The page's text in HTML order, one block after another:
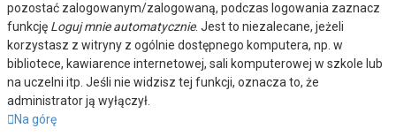
pozostać zalogowanym/zalogowaną, podczas logowania zaznacz
funkcję Loguj mnie automatycznie. Jest to niezalecane, jeżeli
korzystasz z witryny z ogólnie dostępnego komputera, np. w
bibliotece, kawiarence internetowej, sali komputerowej w szkole lub
na uczelni itp. Jeśli nie widzisz tej funkcji, oznacza to, że
administrator ją wyłączył.
Na górę